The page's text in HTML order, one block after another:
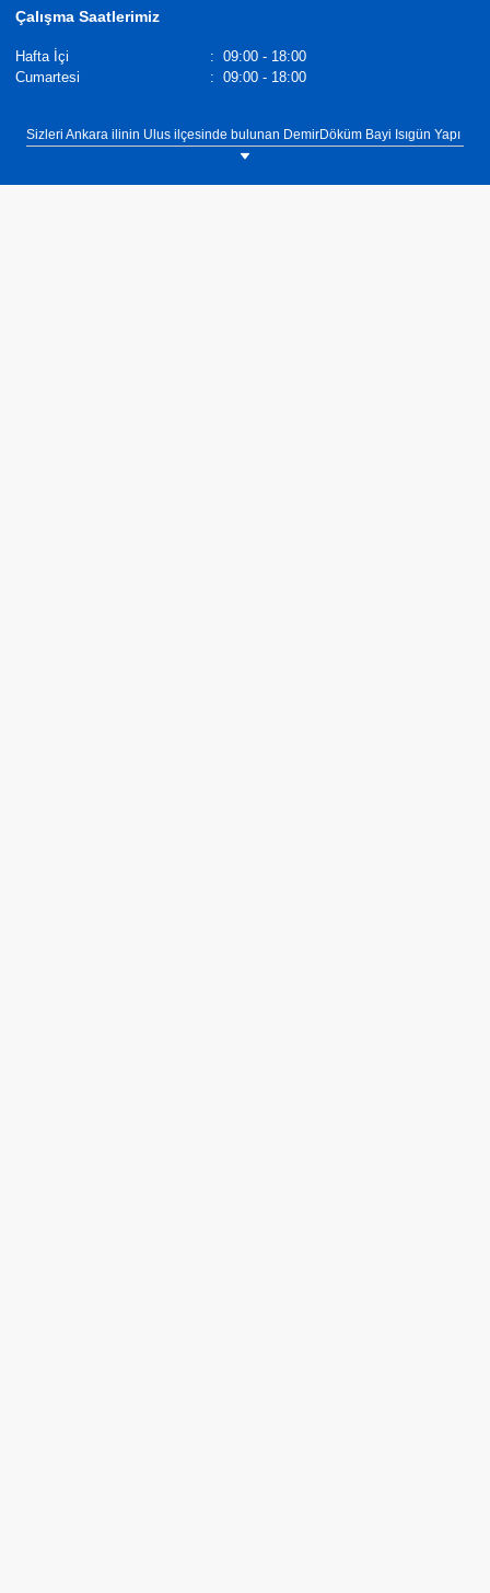
Çalışma Saatlerimiz
Hafta İçi : 09:00 - 18:00
Cumartesi
: 09:00 - 18:00
Sizleri Ankara ilinin Ulus ilçesinde bulunan DemirDöküm Bayi Isıgün Yapı
showroomumuza bekliyoruz. Tel: 0(312) 311 30 92.